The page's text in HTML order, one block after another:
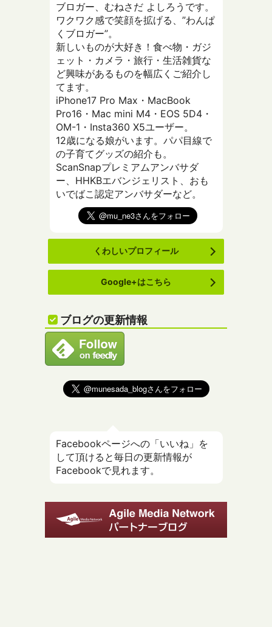
ブロガー、むねさだ よしろうです。
ワクワク感で笑顔を拡げる、”わんぱ
くブロガー”。
新しいものが大好き！食べ物・ガジ
ェット・カメラ・旅行・生活雑貨な
ど興味があるものを幅広くご紹介し
てます。
iPhone17 Pro Max・MacBook
Pro16・Mac mini M4・EOS 5D4・
OM-1・Insta360 X5ユーザー。
12歳になる娘がいます。パパ目線で
の子育てグッズの紹介も。
ScanSnapプレミアムアンバサダ
ー、HHKBエバンジェリスト、おも
いでばこ認定アンバサダーなど。
くわしいプロフィール
Google+はこちら
ブログの更新情報
Facebookページへの「いいね」を
して頂けると毎日の更新情報が
Facebookで見れます。